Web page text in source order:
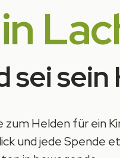
sei sein
Helden für ein
und jede Spende